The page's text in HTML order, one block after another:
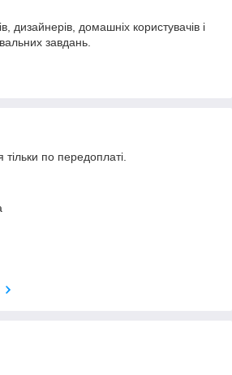
дизайнерів, домашніх користувачів і
завдань.
тільки по передоплаті.